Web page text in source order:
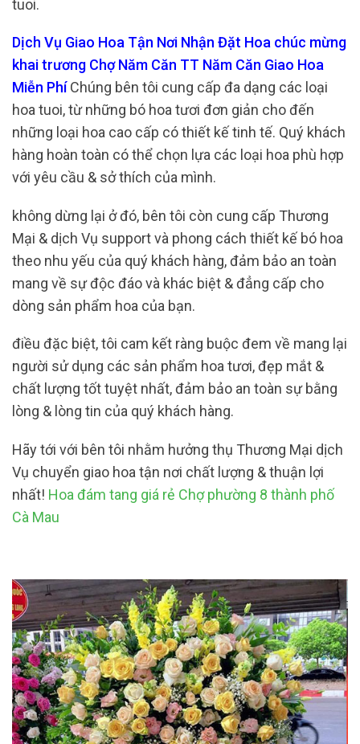
tuoi.
Dịch Vụ Giao Hoa Tận Nơi Nhận Đặt Hoa chúc mừng
khai trương Chợ Năm Căn TT Năm Căn Giao Hoa
Miễn PhíChúng bên tôi cung cấp đa dạng các loại
hoa tuoi, từ những bó hoa tươi đơn giản cho đến
những loại hoa cao cấp có thiết kế tinh tế. Quý khách
hàng hoàn toàn có thể chọn lựa các loại hoa phù hợp
với yêu cầu & sở thích của mình.
không dừng lại ở đó, bên tôi còn cung cấp Thương
Mại & dịch Vụ support và phong cách thiết kế bó hoa
theo nhu yếu của quý khách hàng, đảm bảo an toàn
mang về sự độc đáo và khác biệt & đẳng cấp cho
dòng sản phẩm hoa của bạn.
điều đặc biệt, tôi cam kết ràng buộc đem về mang lại
người sử dụng các sản phẩm hoa tươi, đẹp mắt &
chất lượng tốt tuyệt nhất, đảm bảo an toàn sự bằng
lòng & lòng tin của quý khách hàng.
Hãy tới với bên tôi nhằm hưởng thụ Thương Mại dịch
Vụ chuyển giao hoa tận nơi chất lượng & thuận lợi
nhất! Hoa đám tang giá rẻ Chợ phường 8 thành phố
Cà Mau